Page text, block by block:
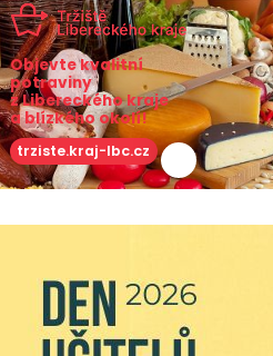
Objevte kvalitní
potraviny
z Libereckého kraje
a blízkého okolí!
trziste.kraj-lbc.cz